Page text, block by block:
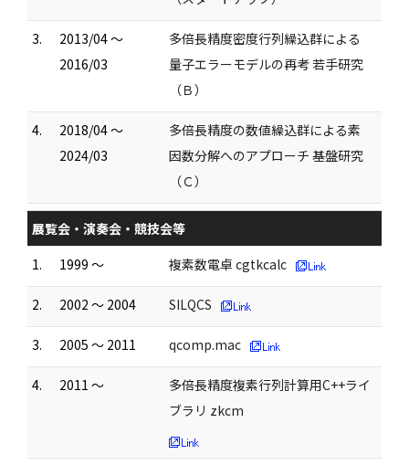
3.
2013/04 ～
2016/03
多倍長精度密度行列繰込群による
量子エラーモデルの再考 若手研究
（Ｂ）
4.
2018/04 ～
2024/03
多倍長精度の数値繰込群による素
因数分解へのアプローチ 基盤研究
（Ｃ）
展覧会・演奏会・競技会等
1.
1999 ～ 複素数電卓 cgtkcalc
2. 2002 ～ 2004 SILQCS
3. 2005 ～ 2011 qcomp.mac
4. 2011 ～
多倍長精度複素行列計算用C++ライ
ブラリ zkcm